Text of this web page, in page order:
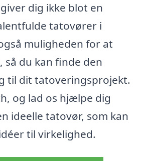
dig ikke blot en
tatovører i
muligheden for at
du kan finde den
til dit tatoveringsprojekt.
og lad os hjælpe dig
ideelle tatovør, som kan
til virkelighed.